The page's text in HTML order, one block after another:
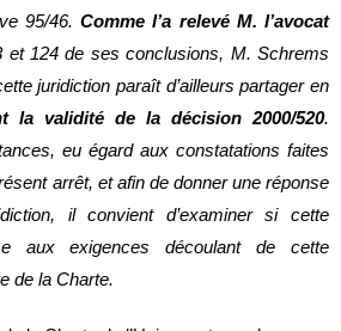
95/46.Comme l’a relevé M. l’avocat
124 de ses conclusions, M. Schrems
juridiction paraît d’ailleurs partager en
la validité de la décision 2000/520.
eu égard aux constatations faites
arrêt, et afin de donner une réponse
il convient d’examiner si cette
aux exigences découlant de cette
de la Charte.